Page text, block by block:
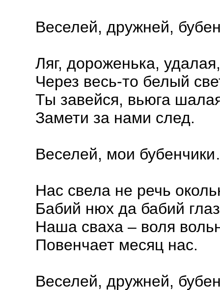
Веселей, дружней,
Ляг, дороженька, удалая,
Через весь-то белый
Ты завейся, вьюга
Замети за нами след.
Веселей, мои
Нас свела не речь
Бабий нюх да бабий
Наша сваха – воля
Повенчает месяц нас.
Веселей, дружней,